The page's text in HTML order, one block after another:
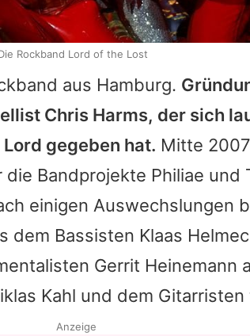
aus Hamburg.
Chris Harms, der sich
gegeben hat. Mitte
Bandprojekte Philiae und
einigen Auswechslungen
dem Bassisten Klaas
Gerrit Heinemann
Kahl und dem Gitarristen
Rockband Lord of the Lost
Anzeige